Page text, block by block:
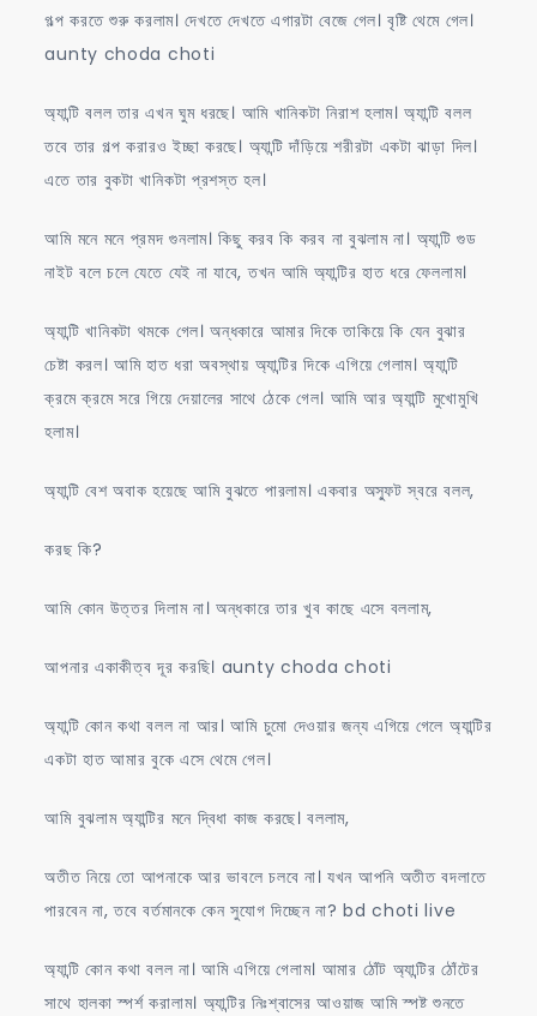
গল্প করতে শুরু করলাম। দেখতে দেখতে এগারটা বেজে গেল। বৃষ্টি থেমে গেল।
aunty choda choti
অ্যান্টি বলল তার এখন ঘুম ধরছে। আমি খানিকটা নিরাশ হলাম। অ্যান্টি বলল
তবে তার গল্প করারও ইচ্ছা করছে। অ্যান্টি দাঁড়িয়ে শরীরটা একটা ঝাড়া দিল।
এতে তার বুকটা খানিকটা প্রশস্ত হল।
আমি মনে মনে প্রমদ গুনলাম। কিছু করব কি করব না বুঝলাম না। অ্যান্টি গুড
নাইট বলে চলে যেতে যেই না যাবে, তখন আমি অ্যান্টির হাত ধরে ফেললাম।
অ্যান্টি খানিকটা থমকে গেল। অন্ধকারে আমার দিকে তাকিয়ে কি যেন বুঝার
চেষ্টা করল। আমি হাত ধরা অবস্থায় অ্যান্টির দিকে এগিয়ে গেলাম। অ্যান্টি
ক্রমে ক্রমে সরে গিয়ে দেয়ালের সাথে ঠেকে গেল। আমি আর অ্যান্টি মুখোমুখি
হলাম।
অ্যান্টি বেশ অবাক হয়েছে আমি বুঝতে পারলাম। একবার অস্ফুট স্বরে বলল,
করছ কি?
আমি কোন উত্তর দিলাম না। অন্ধকারে তার খুব কাছে এসে বললাম,
আপনার একাকীত্ব দূর করছি। aunty choda choti
অ্যান্টি কোন কথা বলল না আর। আমি চুমো দেওয়ার জন্য এগিয়ে গেলে অ্যান্টির
একটা হাত আমার বুকে এসে থেমে গেল।
আমি বুঝলাম অ্যান্টির মনে দ্বিধা কাজ করছে। বললাম,
অতীত নিয়ে তো আপনাকে আর ভাবলে চলবে না। যখন আপনি অতীত বদলাতে
পারবেন না, তবে বর্তমানকে কেন সুযোগ দিচ্ছেন না? bd choti live
অ্যান্টি কোন কথা বলল না। আমি এগিয়ে গেলাম। আমার ঠোঁট অ্যান্টির ঠোঁটের
সাথে হালকা স্পর্শ করালাম। অ্যান্টির নিঃশ্বাসের আওয়াজ আমি স্পষ্ট শুনতে